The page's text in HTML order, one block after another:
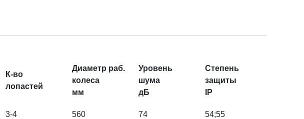
К-во
лопастей
Диаметр раб.
колеса
мм
Уровень
шума
дБ
Степень
защиты
IP
3-4 560 74 54;55